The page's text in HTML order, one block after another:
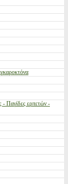
- Παγίδες ερπετών -